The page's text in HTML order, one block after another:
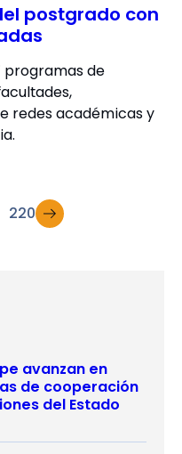
postgrado con
programas de
redes académicas y
220→
avanzan en
de cooperación
del Estado